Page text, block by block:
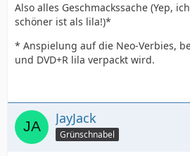
Also alles Geschmackssache (Yep,
schöner ist als lila!)*
* Anspielung auf die Neo-Verbies,
und DVD+R lila verpackt wird.
JayJack
Grünschnabel